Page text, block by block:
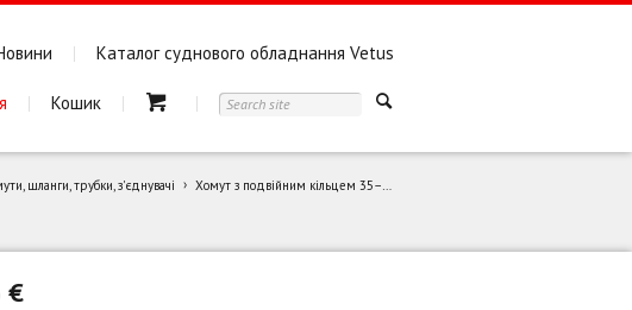
Каталог суднового обладнання Vetus
Кошик
шланги, трубки, з'єднувачі Хомут з подвійним кільцем 35–40 Plastimo 38077
€